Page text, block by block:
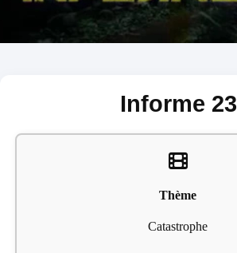
Informe 23
Thème
Catastrophe